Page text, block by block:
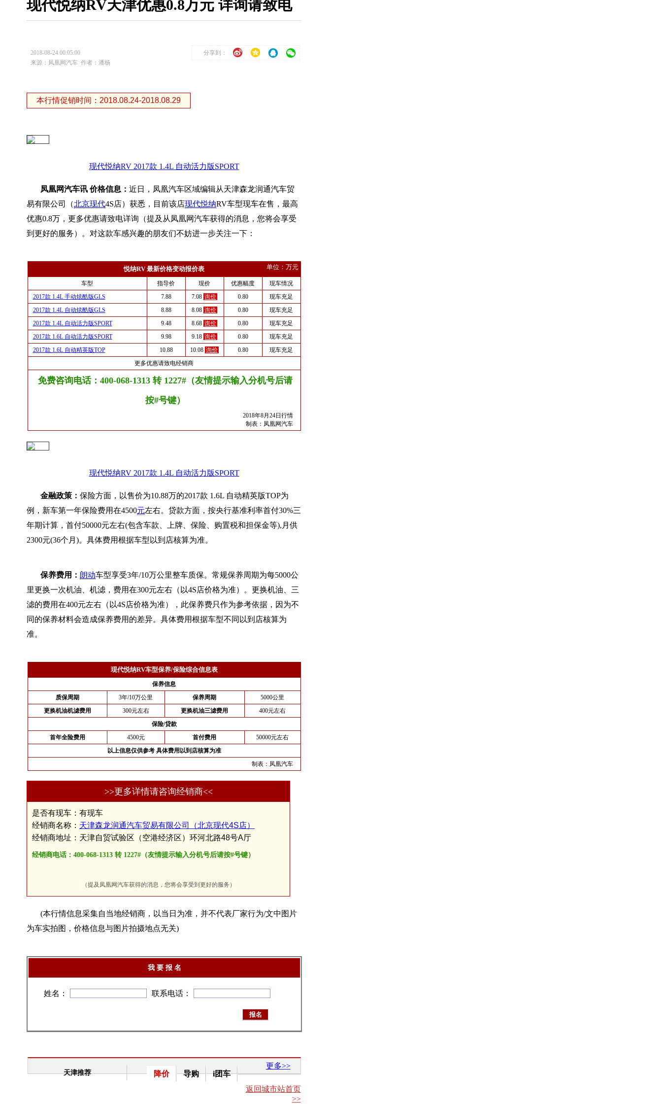
现代悦纳RV天津优惠0.8万元 详询请致电
2018-08-24 00:05:00
分享到：
来源：凤凰网汽车 作者：潘杨
本行情促销时间：2018.08.24-2018.08.29
现代悦纳RV 2017款 1.4L 自动活力版SPORT
凤凰网汽车讯 价格信息： 近日，凤凰汽车区域编辑从天津森龙润通汽车贸
易有限公司（北京现代4S店）获悉，目前该店现代悦纳RV车型现车在售，最高
优惠0.8万，更多优惠请致电详询（提及从凤凰网汽车获得的消息，您将会享受
到更好的服务）。对这款车感兴趣的朋友们不妨进一步关注一下：
悦纳RV 最新价格变动报价表 单位：万元
车型 指导价 现价 优惠幅度
现车情况
2017款 1.4L 手动炫酷版GLS
7.88 7.08 询价 0.80
现车充足
2017款 1.4L 自动炫酷版GLS
8.88 8.08 询价 0.80
现车充足
2017款 1.4L 自动活力版SPORT
9.48 8.68 询价 0.80
现车充足
2017款 1.6L 自动活力版SPORT
9.98 9.18 询价 0.80
现车充足
2017款 1.6L 自动精英版TOP
10.88 10.08 询价 0.80
现车充足
更多优惠请致电经销商
免费咨询电话：400-068-1313 转 1227#（友情提示输入分机号后请
按#号键）
2018年8月24日行情
制表： 凤凰网汽车
现代悦纳RV 2017款 1.4L 自动活力版SPORT
金融政策： 保险方面，以售价为10.88万的2017款 1.6L 自动精英版TOP为
例，新车第一年保险费用在4500元左右。贷款方面，按央行基准利率首付30%三
年期计算，首付50000元左右(包含车款、上牌、保险、购置税和担保金等),月供
2300元(36个月)。具体费用根据车型以到店核算为准。
保养费用： 朗动车型享受3年/10万公里整车质保。常规保养周期为每5000公
里更换一次机油、机滤，费用在300元左右（以4S店价格为准）。更换机油、三
滤的费用在400元左右（以4S店价格为准），此保养费只作为参考依据，因为不
同的保养材料会造成保养费用的差异。具体费用根据车型不同以到店核算为
准。
现代悦纳RV车型保养/保险综合信息表
保养信息
质保周期
3年/10万公里 保养周期
5000公里
更换机油机滤费用
300元左右 更换机油三滤费用
400元左右
保险/贷款
首年全险费用
4500元 首付费用
50000元左右
以上信息仅供参考 具体费用以到店核算为准
制表： 凤凰汽车
>>更多详情请咨询经销商<<
是否有现车：有现车
经销商名称： 天津森龙润通汽车贸易有限公司（北京现代4S店）
经销商地址：天津自贸试验区（空港经济区）环河北路48号A厅
经销商电话：400-068-1313 转 1227#（友情提示输入分机号后请按#号键）
（提及凤凰网汽车获得的消息，您将会享受到更好的服务）
(本行情信息采集自当地经销商，以当日为准，并不代表厂家行为/文中图片
为车实拍图，价格信息与图片拍摄地点无关)
我 要 报 名
姓名： 联系电话：
天津推荐 降价 导购 i团车
更多>>
返回城市站首页
>>